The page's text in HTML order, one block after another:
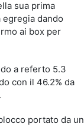
sua prima
dando
ai box per
a referto 5.3
con il 46.2% da
portato da un